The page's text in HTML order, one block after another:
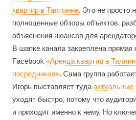
квартир в Таллинне. Это не просто
полноценные обзоры объектов,
объяснения нюансов для
В шапке канала закреплена прямая
Facebook «Аренда квартир в
посредников». Сама группа
Игорь выставляет туда актуальные
уходят быстро, потому что
и приходит именно к нему. Но